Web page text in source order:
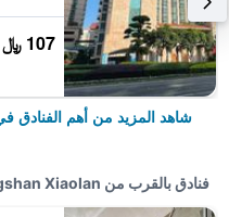
107 ﷼
شاهد المزيد من أهم الفنادق
فنادق بالقرب من Vienna Hotel Zhongshan Xiaolan